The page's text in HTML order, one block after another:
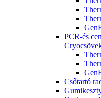
PCR-és
Csőtartó